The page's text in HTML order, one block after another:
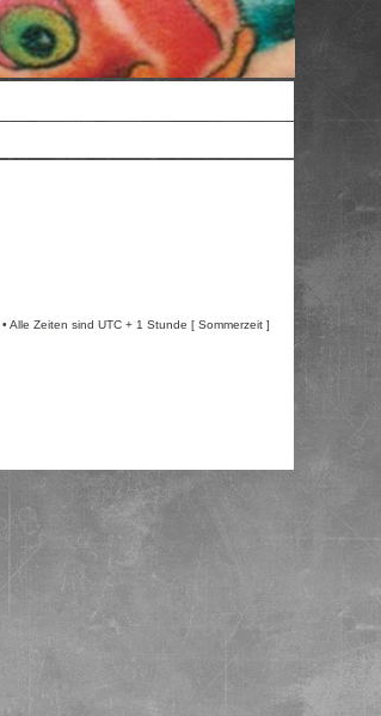
• Alle Zeiten sind UTC + 1 Stunde [ Sommerzeit ]